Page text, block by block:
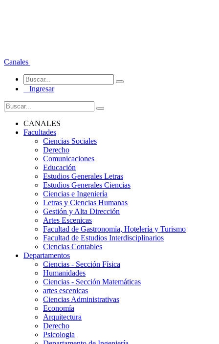
Canales
Ingresar
CANALES
Facultades
Ciencias Sociales
Derecho
Comunicaciones
Educación
Estudios Generales Letras
Estudios Generales Ciencias
Ciencias e Ingeniería
Letras y Ciencias Humanas
Gestión y Alta Dirección
Artes Escenicas
Facultad de Gastronomía, Hotelería y Turismo
Facultad de Estudios Interdisciplinarios
Ciencias Contables
Departamentos
Ciencias - Sección Física
Humanidades
Ciencias - Sección Matemáticas
artes escenicas
Ciencias Administrativas
Economía
Arquitectura
Derecho
Psicologia